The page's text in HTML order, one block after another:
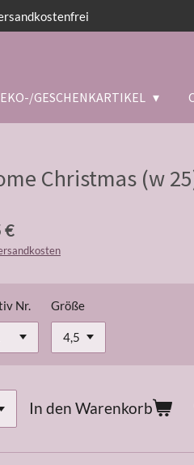
GESCHENKARTIKEL
Christmas (w
€
Nr. Größe
In den Warenkorb